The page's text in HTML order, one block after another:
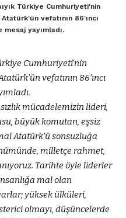
Türkiye Cumhuriyeti'nin
vefatının 86'ıncı
yayımladı.
Cumhuriyeti’nin
vefatının 86’ıncı
mücadelemizin lideri,
büyük komutan, eşsiz
Atatürk’ü sonsuzluğa
milletçe rahmet,
Tarihte öyle liderler
mal olan
yüksek ülküleri,
olmayı, düşüncelerde